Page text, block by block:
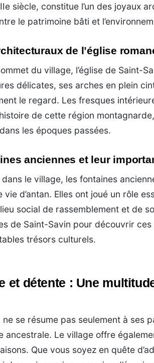
siècle, constitue l’un des joyaux
le patrimoine bâti et
de l’église
du village, l’église de Saint-
délicates, ses arches en plein
le regard. Les fresques
de cette région
les époques passées.
anciennes et leur
dans le village, les fontaines
vie d’antan. Elles ont joué un rôle
social de rassemblement et de
de Saint-Savin pour découvrir
trésors culturels.
et détente : Une
ne se résume pas seulement à ses
ancestrale. Le village offre
Que vous soyez en quête